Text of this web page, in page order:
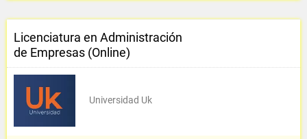
Licenciatura en Administración
de Empresas (Online)
Universidad Uk